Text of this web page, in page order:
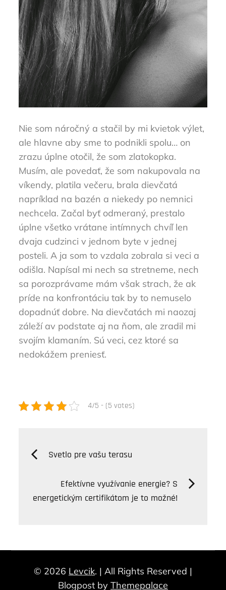
Nie som náročný a stačil by mi kvietok výlet,
ale hlavne aby sme to podnikli spolu… on
zrazu úplne otočil, že som zlatokopka.
Musím, ale povedať, že som nakupovala na
víkendy, platila večeru, brala dievčatá
napríklad na bazén a niekedy po nemnici
nechcela. Začal byť odmeraný, prestalo
úplne všetko vrátane intímnych chvíľ len
dvaja cudzinci v jednom byte v jednej
posteli. A ja som to vzdala zobrala si veci a
odišla. Napísal mi nech sa stretneme, nech
sa porozprávame mám však strach, že ak
príde na konfrontáciu tak by to nemuselo
dopadnúť dobre. Na dievčatách mi naozaj
záleží av podstate aj na ňom, ale zradil mi
svojím klamaním. Sú veci, cez ktoré sa
nedokážem preniesť.
4/5 - (5 votes)
Navigácia
Svetlo pre vašu terasu
Efektívne využívanie energie? S
energetickým certifikátom je to možné!
© 2026 Levcik. | All Rights Reserved |
Blogpost by Themepalace